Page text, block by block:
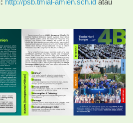
http://psb.tmial-amien.sch.id atau